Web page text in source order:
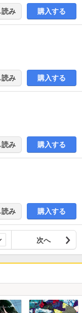
み 購入する
み 購入する
み 購入する
み 購入する
次へ